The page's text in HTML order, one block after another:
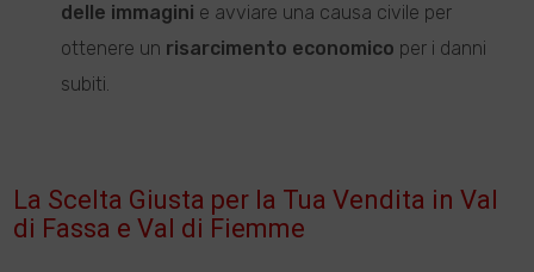
delle immagini e avviare una causa civile per
ottenere un risarcimento economico per i danni
subiti.
La Scelta Giusta per la Tua Vendita in Val
di Fassa e Val di Fiemme